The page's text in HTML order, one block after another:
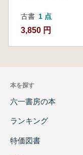
古書 1 点
3,850 円
本を探す
六一書房の本
ランキング
特価図書